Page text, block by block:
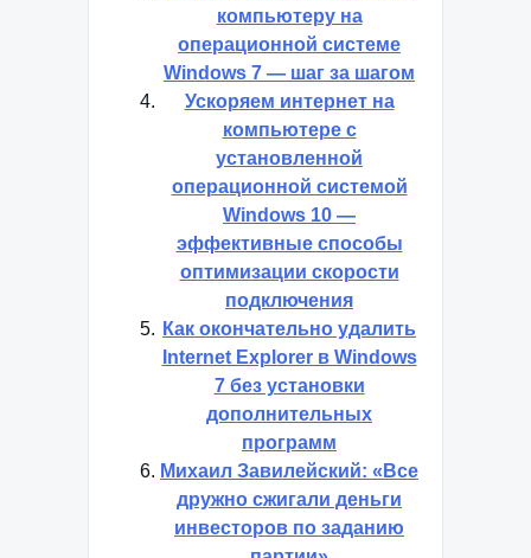
компьютеру на
операционной системе
Windows 7 — шаг за шагом
Ускоряем интернет на
компьютере с
установленной
операционной системой
Windows 10 —
эффективные способы
оптимизации скорости
подключения
Как окончательно удалить
Internet Explorer в Windows
7 без установки
дополнительных
программ
Михаил Завилейский: «Все
дружно сжигали деньги
инвесторов по заданию